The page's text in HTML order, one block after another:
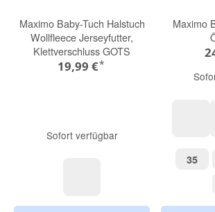
Maximo Baby-Tuch Halstuch
Wollfleece Jerseyfutter,
Klettverschluss GOTS
19,99 €*
Sofort verfügbar
Maximo
3535